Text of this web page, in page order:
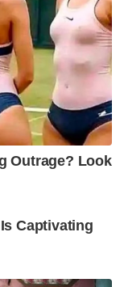
Outrage? Look
Captivating